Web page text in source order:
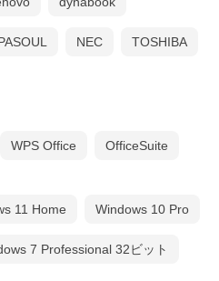
NEC TOSHIBA
WPS Office OfficeSuite
11 Home Windows 10 Pro
7 Professional 32ビット